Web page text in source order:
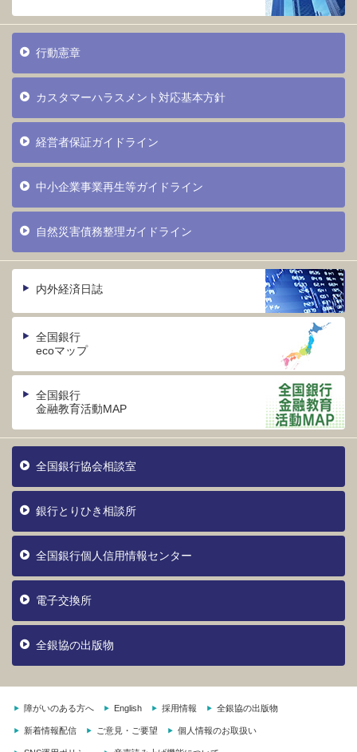
行動憲章
カスタマーハラスメント対応基本方針
経営者保証ガイドライン
中小企業事業再生等ガイドライン
自然災害債務整理ガイドライン
内外経済日誌
全国銀行
ecoマップ
全国銀行
金融教育活動MAP
全国銀行協会相談室
銀行とりひき相談所
全国銀行個人信用情報センター
電子交換所
全銀協の出版物
障がいのある方へ English 採用情報 全銀協の出版物
新着情報配信 ご意見・ご要望 個人情報のお取扱い